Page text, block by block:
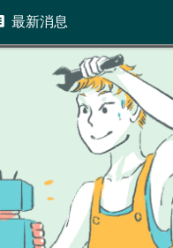
最新消息